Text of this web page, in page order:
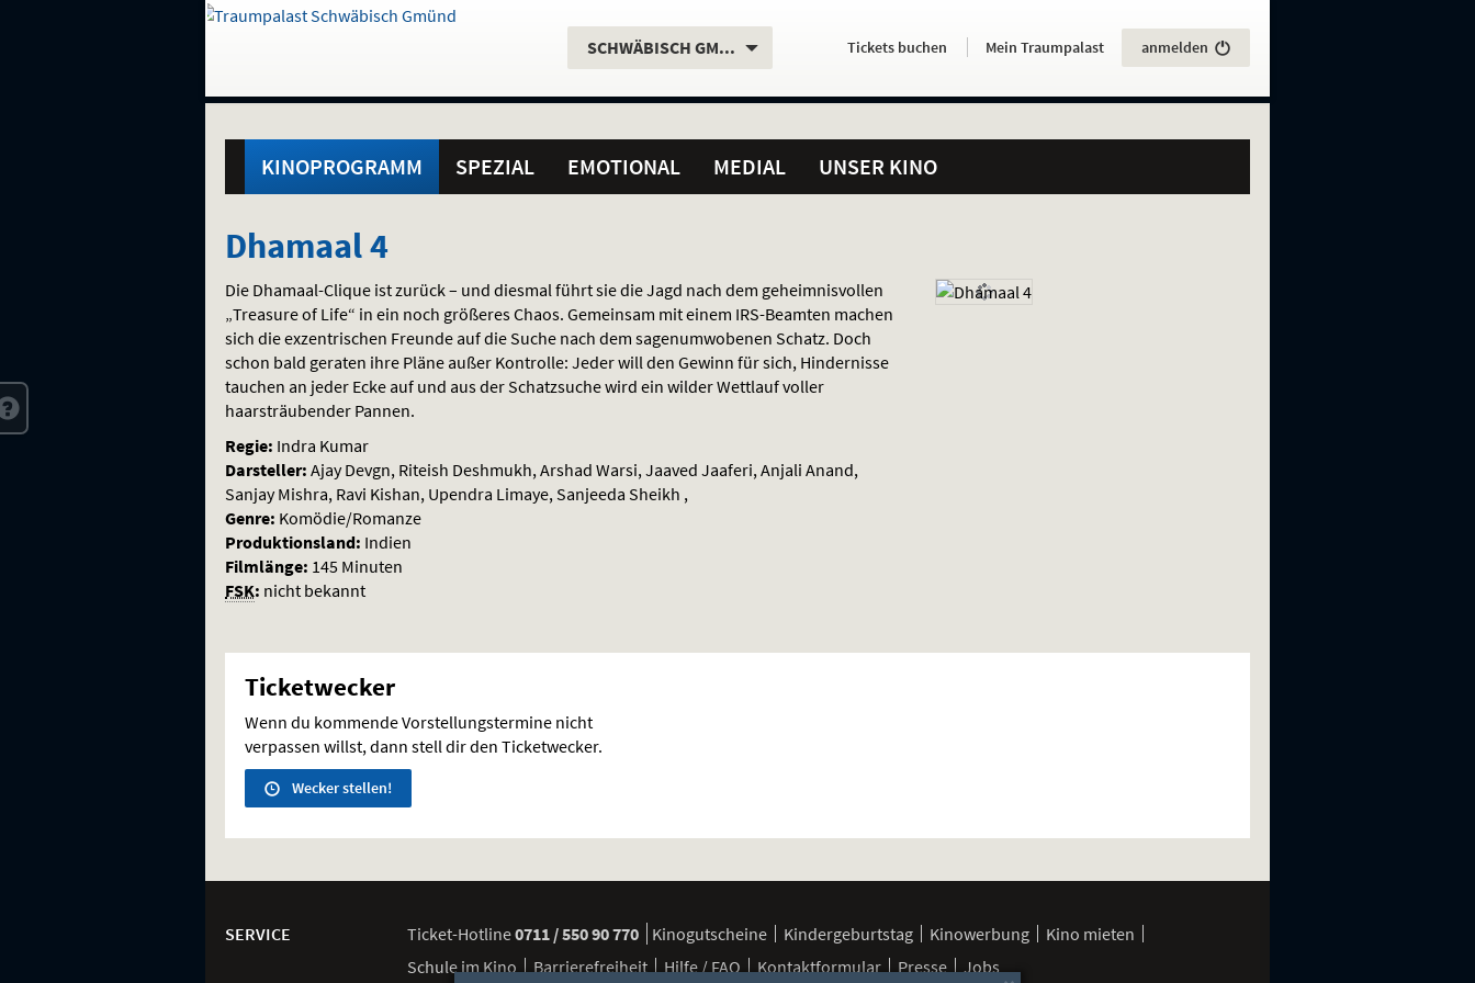
direkt
Inhalt
Menü
und
Gehe
Standortauswahl
Aktueller
SCHWÄBISCH GMÜND. Servicefunktionen
Aktuelles
HierTickets buchen . Mein Traumpalast anmelden
KINOPROGRAMM SPEZIAL EMOTIONAL MEDIAL UNSER KINO
Dhamaal
Dhamaal 4
Die Dhamaal-Clique ist zurück – und diesmal führt sie die Jagd nach dem geheimnisvollen
„Treasure of Life“ in ein noch größeres Chaos. Gemeinsam mit einem IRS-Beamten machen
sich die exzentrischen Freunde auf die Suche nach dem sagenumwobenen Schatz. Doch
schon bald geraten ihre Pläne außer Kontrolle: Jeder will den Gewinn für sich, Hindernisse
tauchen an jeder Ecke auf und aus der Schatzsuche wird ein wilder Wettlauf voller
haarsträubender Pannen.
Regie: Indra Kumar
Darsteller: Ajay Devgn, Riteish Deshmukh, Arshad Warsi, Jaaved Jaaferi, Anjali Anand,
Sanjay Mishra, Ravi Kishan, Upendra Limaye, Sanjeeda Sheikh ,
Genre: Komödie/Romanze
Produktionsland: Indien
Filmlänge: 145 Minuten
FSK: nicht bekannt
Ticketwecker
Wenn du kommende Vorstellungstermine nicht
verpassen willst, dann stell dir den Ticketwecker.
Wecker stellen!
SERVICE Ticket-Hotline0711 / 550 90 770 Kinogutscheine Kindergeburtstag Kinowerbung
Kino mieten
Schule im Kino
Barrierefreiheit Hilfe / FAQ Kontaktformular Presse Jobs